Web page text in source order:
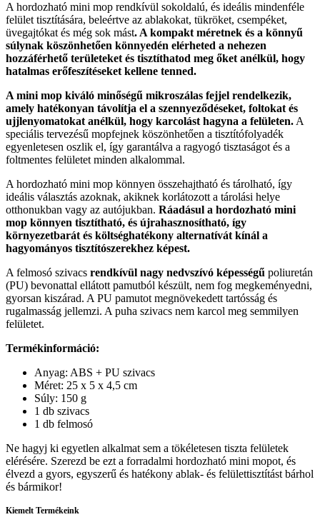
A hordozható mini mop rendkívül sokoldalú, és ideális mindenféle
felület tisztítására, beleértve az ablakokat, tükröket, csempéket,
üvegajtókat és még sok mást. A kompakt méretnek és a könnyű
súlynak köszönhetően könnyedén elérheted a nehezen
hozzáférhető területeket és tisztíthatod meg őket anélkül, hogy
hatalmas erőfeszítéseket kellene tenned.
A mini mop kiváló minőségű mikroszálas fejjel rendelkezik,
amely hatékonyan távolítja el a szennyeződéseket, foltokat és
ujjlenyomatokat anélkül, hogy karcolást hagyna a felületen.A
speciális tervezésű mopfejnek köszönhetően a tisztítófolyadék
egyenletesen oszlik el, így garantálva a ragyogó tisztaságot és a
foltmentes felületet minden alkalommal.
A hordozható mini mop könnyen összehajtható és tárolható, így
ideális választás azoknak, akiknek korlátozott a tárolási helye
otthonukban vagy az autójukban. Ráadásul a hordozható mini
mop könnyen tisztítható, és újrahasznosítható, így
környezetbarát és költséghatékony alternatívát kínál a
hagyományos tisztítószerekhez képest.
A felmosó szivacs rendkívül nagy nedvszívó képességű poliuretán
(PU) bevonattal ellátott pamutból készült, nem fog megkeményedni,
gyorsan kiszárad. A PU pamutot megnövekedett tartósság és
rugalmasság jellemzi. A puha szivacs nem karcol meg semmilyen
felületet.
Termékinformáció:
Anyag: ABS + PU szivacs
Méret: 25 x 5 x 4,5 cm
Súly: 150 g
1 db szivacs
1 db felmosó
Ne hagyj ki egyetlen alkalmat sem a tökéletesen tiszta felületek
elérésére. Szerezd be ezt a forradalmi hordozható mini mopot, és
élvezd a gyors, egyszerű és hatékony ablak- és felülettisztítást bárhol
és bármikor!
Kiemelt Termékeink